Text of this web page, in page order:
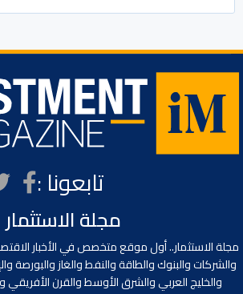
تابعونا :
مجلة الاستثمار
مجلة الاستثمار.. أول موقع متخصص في الأخبار
والشركات والبنوك والطاقة والنفط والغاز والبورصة
والخليج العربي والشرق الأوسط والقرن الأفريقي